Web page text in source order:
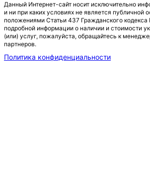
Данный Интернет-сайт носит исключительно
и ни при каких условиях не является публичной
положениями Статьи 437 Гражданского
подробной информации о наличии и стоимости
(или) услуг, пожалуйста, обращайтесь к
партнеров.
Политика конфиденциальности